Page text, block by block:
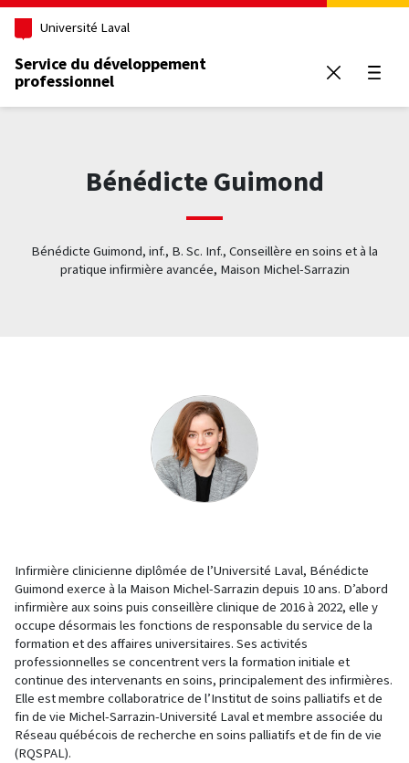
Aller au contenu principal
Université Laval
Service du développement
professionnel
Bénédicte Guimond
Bénédicte Guimond, inf., B. Sc. Inf., Conseillère en soins et à la
pratique infirmière avancée, Maison Michel-Sarrazin
Infirmière clinicienne diplômée de l’Université Laval, Bénédicte
Guimond exerce à la Maison Michel-Sarrazin depuis 10 ans. D’abord
infirmière aux soins puis conseillère clinique de 2016 à 2022, elle y
occupe désormais les fonctions de responsable du service de la
formation et des affaires universitaires. Ses activités
professionnelles se concentrent vers la formation initiale et
continue des intervenants en soins, principalement des infirmières.
Elle est membre collaboratrice de l’Institut de soins palliatifs et de
fin de vie Michel-Sarrazin-Université Laval et membre associée du
Réseau québécois de recherche en soins palliatifs et de fin de vie
(RQSPAL).